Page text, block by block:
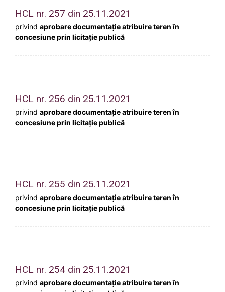
HCL nr. 257 din 25.11.2021
privind aprobare documentație atribuire teren în
concesiune prin licitație publică
HCL nr. 256 din 25.11.2021
privind aprobare documentație atribuire teren în
concesiune prin licitație publică
HCL nr. 255 din 25.11.2021
privind aprobare documentație atribuire teren în
concesiune prin licitație publică
HCL nr. 254 din 25.11.2021
privind aprobare documentație atribuire teren în